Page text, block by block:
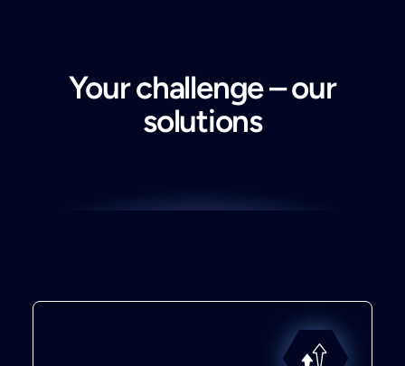
Your challenge – our
solutions